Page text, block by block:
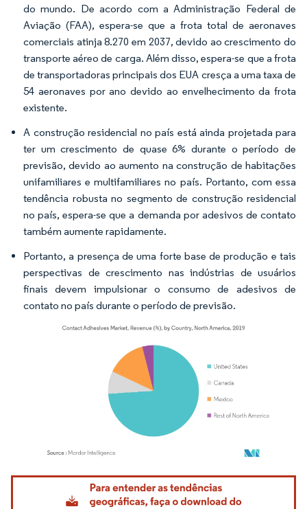
do mundo. De acordo com a Administração Federal de
Aviação (FAA), espera-se que a frota total de aeronaves
comerciais atinja 8.270 em 2037, devido ao crescimento do
transporte aéreo de carga. Além disso, espera-se que a frota
de transportadoras principais dos EUA cresça a uma taxa de
54 aeronaves por ano devido ao envelhecimento da frota
existente.
A construção residencial no país está ainda projetada para
ter um crescimento de quase 6% durante o período de
previsão, devido ao aumento na construção de habitações
unifamiliares e multifamiliares no país. Portanto, com essa
tendência robusta no segmento de construção residencial
no país, espera-se que a demanda por adesivos de contato
também aumente rapidamente.
Portanto, a presença de uma forte base de produção e tais
perspectivas de crescimento nas indústrias de usuários
finais devem impulsionar o consumo de adesivos de
contato no país durante o período de previsão.
Imagem © Mordor Intelligence. O reuso requer atribuição conforme CC BY 4.0.